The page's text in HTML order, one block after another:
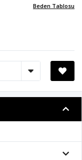
Beden Tablosu